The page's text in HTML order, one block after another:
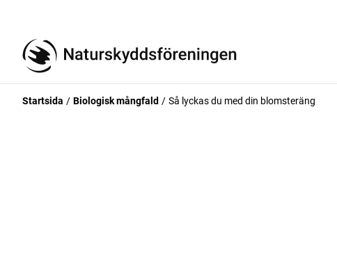
Startsida Biologisk mångfald Så lyckas du med din blomsteräng